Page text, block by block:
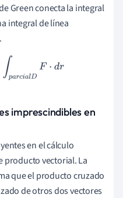
Green conecta la integral
integral de línea
c r
imprescindibles en
en el cálculo
producto vectorial. La
que el producto cruzado
de otros dos vectores